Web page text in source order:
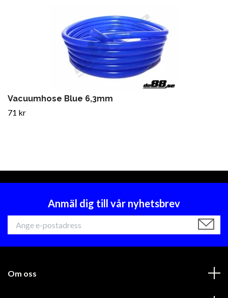
Vacuumhose Blue 6,3mm
71 kr
Anmäl dig till vår nyhetsbrev
Om oss